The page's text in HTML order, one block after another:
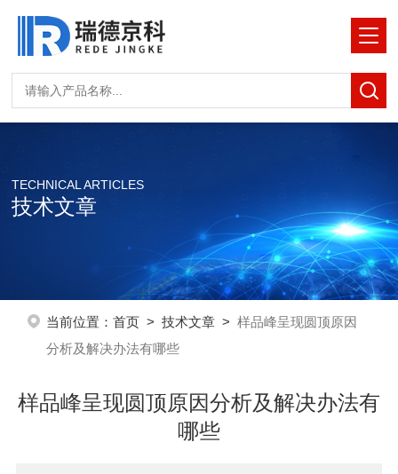
TECHNICAL ARTICLES
技术文章
当前位置： 首页> 技术文章> 样品峰呈现圆顶原因
分析及解决办法有哪些
样品峰呈现圆顶原因分析及解决办法有
哪些